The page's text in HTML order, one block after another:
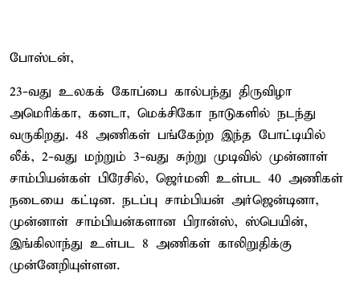
போஸ்டன்,
23-வது உலகக் கோப்பை கால்பந்து திருவிழா
அமெரிக்கா, கனடா, மெக்சிகோ நாடுகளில் நடந்து
வருகிறது. 48 அணிகள் பங்கேற்ற இந்த போட்டியில்
லீக், 2-வது மற்றும் 3-வது சுற்று முடிவில் முன்னாள்
சாம்பியன்கள் பிரேசில், ஜெர்மனி உள்பட 40 அணிகள்
நடையை கட்டின. நடப்பு சாம்பியன் அர்ஜென்டினா,
முன்னாள் சாம்பியன்களான பிரான்ஸ், ஸ்பெயின்,
இங்கிலாந்து உள்பட 8 அணிகள் காலிறுதிக்கு
முன்னேறியுள்ளன.